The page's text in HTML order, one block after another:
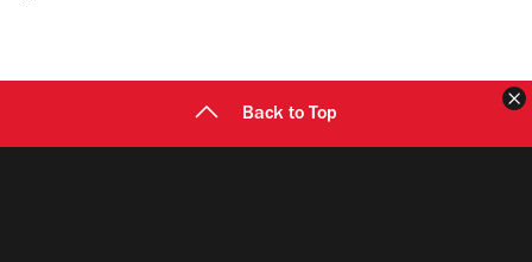
Back to Top